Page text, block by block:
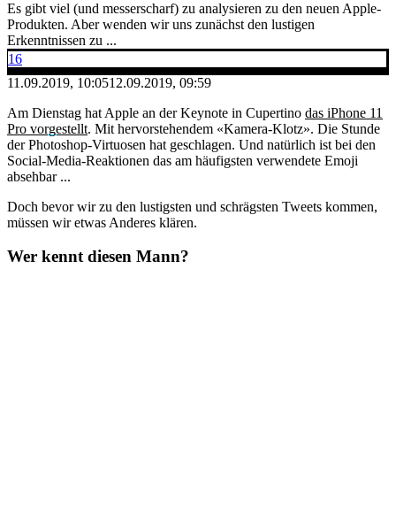
Es gibt viel (und messerscharf) zu analysieren zu den neuen Apple-
Produkten. Aber wenden wir uns zunächst den lustigen
Erkenntnissen zu ...
16
11.09.2019, 10:0512.09.2019, 09:59
Am Dienstag hat Apple an der Keynote in Cupertino das iPhone 11
Pro vorgestellt. Mit hervorstehendem «Kamera-Klotz». Die Stunde
der Photoshop-Virtuosen hat geschlagen. Und natürlich ist bei den
Social-Media-Reaktionen das am häufigsten verwendete Emoji
absehbar ...
Doch bevor wir zu den lustigsten und schrägsten Tweets kommen,
müssen wir etwas Anderes klären.
Wer kennt diesen Mann?